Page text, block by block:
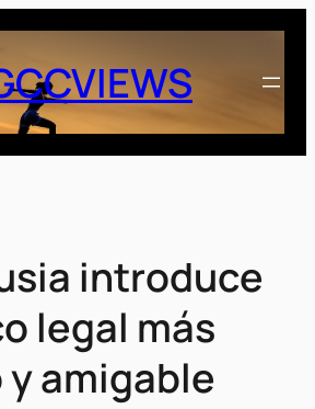
introduce
legal más
amigable